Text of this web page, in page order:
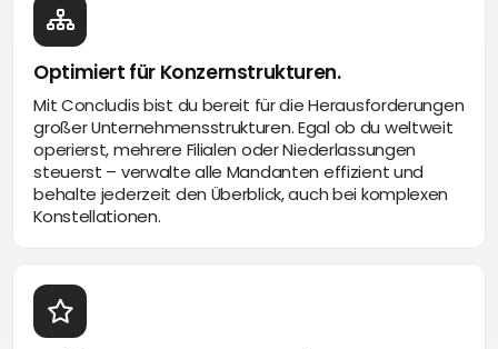
Optimiert für Konzernstrukturen.
Mit Concludis bist du bereit für die Herausforderungen
großer Unternehmensstrukturen. Egal ob du weltweit
operierst, mehrere Filialen oder Niederlassungen
steuerst – verwalte alle Mandanten effizient und
behalte jederzeit den Überblick, auch bei komplexen
Konstellationen.